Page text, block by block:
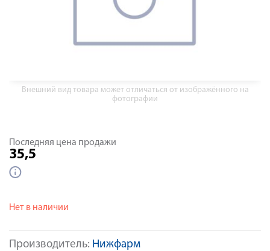
Внешний вид товара может отличаться от изображённого на
фотографии
Производитель: Нижфарм
Последняя цена продажи
35,5
Нет в наличии